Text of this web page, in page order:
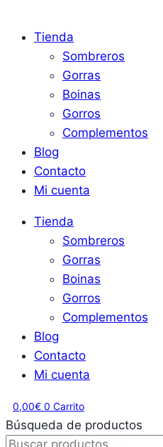
Tienda
Sombreros
Gorras
Boinas
Gorros
Complementos
Blog
Contacto
Mi cuenta
Tienda
Sombreros
Gorras
Boinas
Gorros
Complementos
Blog
Contacto
Mi cuenta
0,00€ 0 Carrito
Búsqueda de productos